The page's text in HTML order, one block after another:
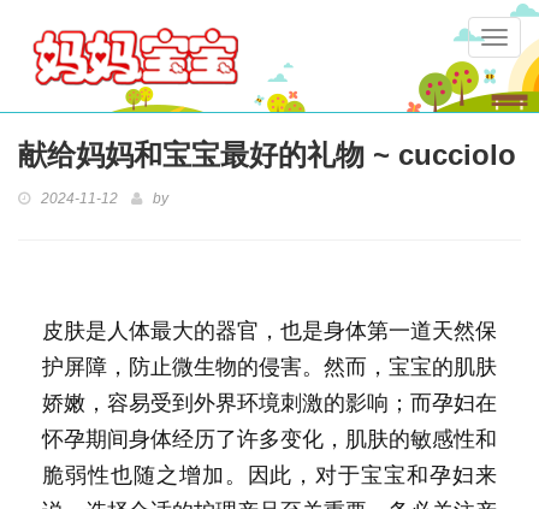
献给妈妈和宝宝最好的礼物 ~ cucciolo
2024-11-12 by
皮肤是人体最大的器官，也是身体第一道天然保
护屏障，防止微生物的侵害。然而，宝宝的肌肤
娇嫩，容易受到外界环境刺激的影响；而孕妇在
怀孕期间身体经历了许多变化，肌肤的敏感性和
脆弱性也随之增加。因此，对于宝宝和孕妇来